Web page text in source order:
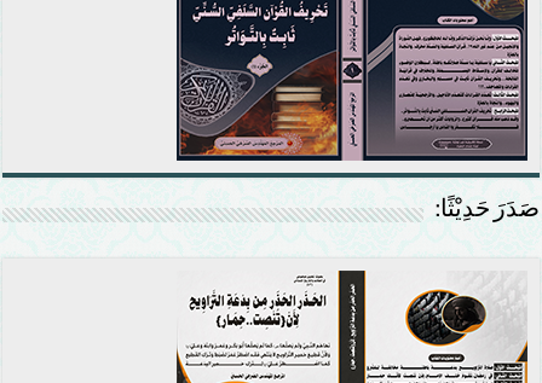
صَدَرَ حَدِيْثًا: